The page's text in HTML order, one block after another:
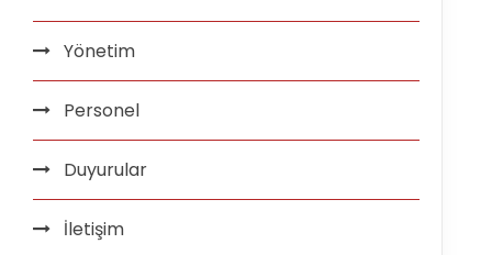
Yönetim
Personel
Duyurular
İletişim